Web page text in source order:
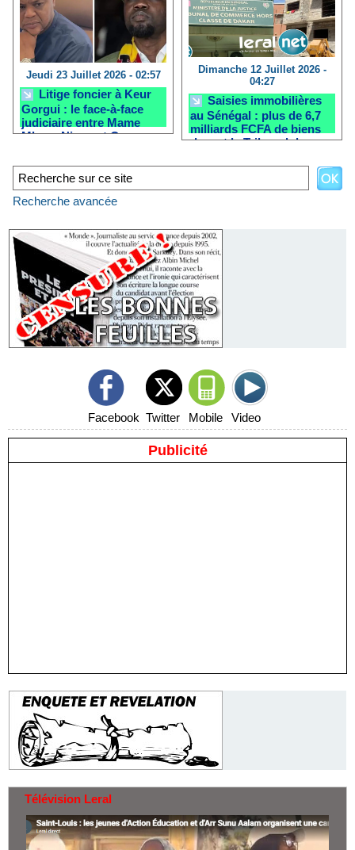
Jeudi 23 Juillet 2026 - 02:57
Litige foncier à Keur
Gorgui : le face-à-face
judiciaire entre Mame
Mbaye Niang et Ousmane
Dimanche 12 Juillet 2026 -
04:27
Saisies immobilières
au Sénégal : plus de 6,7
milliards FCFA de biens
devant le Tribunal de
entreprises et particuliers
Recherche avancée
Facebook Twitter Mobile Video
Publicité
Télévision Leral